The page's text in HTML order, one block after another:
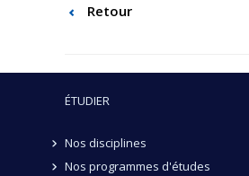
Retour
ÉTUDIER
Nos disciplines
Nos programmes d'études